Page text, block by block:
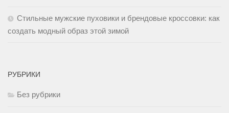
Стильные мужские пуховики и брендовые кроссовки: как
создать модный образ этой зимой
РУБРИКИ
Без рубрики